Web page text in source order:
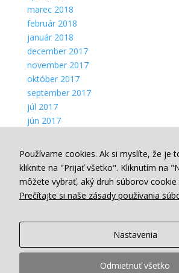
marec 2018
február 2018
január 2018
december 2017
november 2017
október 2017
september 2017
júl 2017
jún 2017
apríl 2017
marec 2017
Kategórie
Blog
Webstránka
Prihlásiť sa
Používame cookies. Ak si myslíte, že je
kliknite na "Prijať všetko". Kliknutím na
môžete vybrať, aký druh súborov
Prečítajte si naše zásady používania
Nastavenia
Odmietnuť všetko